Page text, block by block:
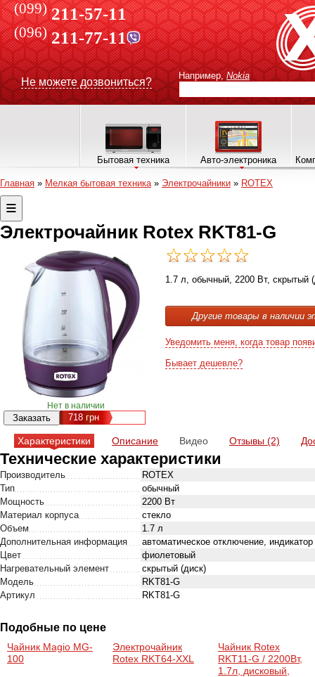
(099) 211-57-11
(096)211-77-11
Не можете дозвониться?
Например, Nokia
Бытовая техника Авто-электроника
Главная » Мелкая бытовая техника» Электрочайники » ROTEX
Электрочайник Rotex RKT81-G
Нет в наличии
718грн
1.7 л, обычный, 2200 Вт, скрытый
Другие товары в наличии
Уведомить меня, когда товар
Бывает дешевле?
Характеристики Описание Видео Отзывы (2)
Технические характеристики
Производитель
ROTEX
Тип
обычный
Мощность
2200 Вт
Материал корпуса
стекло
Объем
1.7 л
Дополнительная информация
автоматическое отключение,
Цвет
фиолетовый
Нагревательный элемент
скрытый (диск)
Модель
RKT81-G
Артикул
RKT81-G
Подобные по цене
Чайник Magio MG-
100
Электрочайник
Rotex RKT64-XXL
Чайник Rotex
RKT11-G / 2200Вт,
1.7л, дисковый,